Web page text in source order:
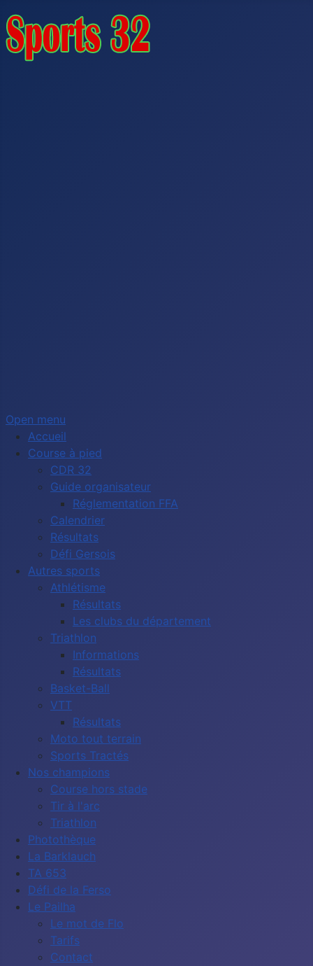
Open menu
Accueil
Course à pied
CDR 32
Guide organisateur
Réglementation FFA
Calendrier
Résultats
Défi Gersois
Autres sports
Athlétisme
Résultats
Les clubs du département
Triathlon
Informations
Résultats
Basket-Ball
VTT
Résultats
Moto tout terrain
Sports Tractés
Nos champions
Course hors stade
Tir à l'arc
Triathlon
Photothèque
La Barklauch
TA 653
Défi de la Ferso
Le Pailha
Le mot de Flo
Tarifs
Contact